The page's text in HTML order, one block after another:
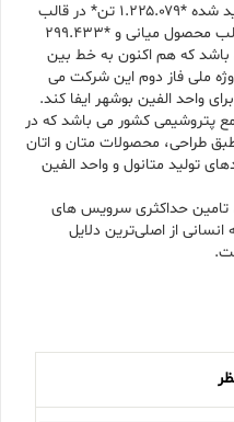
شایان ذکر است از مجموع محصول تولید شده *۱.۲۲۵.۰۷۹ تن* در قالب
محصول نهایی، *۱.۲۲۳.۴۴۷ تن* در قالب محصول میانی و *۲۹۹.۴۳۳
که هم اکنون به خط بین
ملی فاز دوم این شرکت می
واحد الفین بوشهر ایفا کند.
پتروشیمی کشور می باشد که در
طراحی، محصولات متان و اتان
تولید متانول و واحد الفین
تامین حداکثری سرویس های
از اصلی‌ترین دلایل